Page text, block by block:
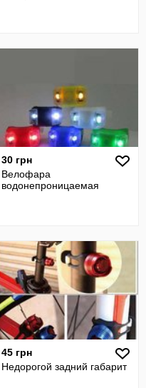
30 грн
Велофара
водонепроницаемая
45 грн
Недорогой задний габарит